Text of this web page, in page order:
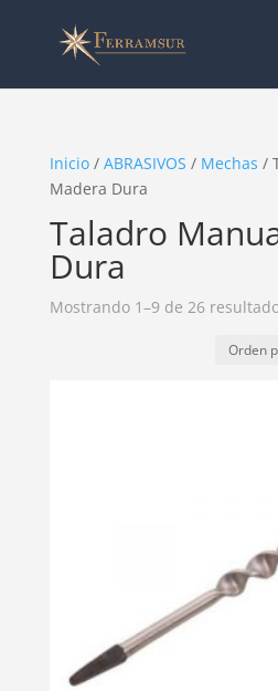
Inicio/ ABRASIVOS / Mechas /
Madera Dura
Taladro
Dura
Mostrando 1–9 de 26